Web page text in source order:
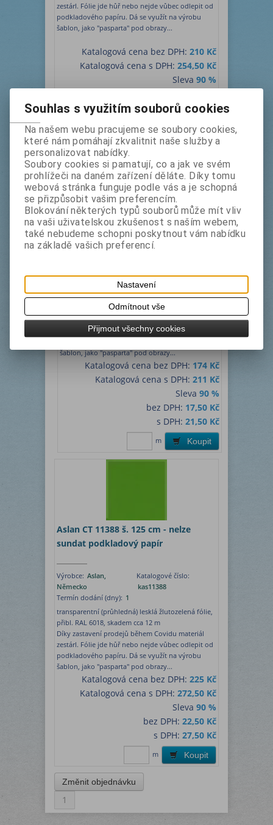
zestárl. Fólie jde hůř nebo nejde vůbec odlepit od
podkladového papíru. Dá se využít na výrobu
šablon, jako "pasparta" pod obrazy...
Katalogová cena bez DPH: 210 Kč
Katalogová cena s DPH: 254,50 Kč
Sleva 90 %
s DPH: 25,50 Kč
Koupit
m
Normex D - CUM 015 š. 102 cm -
nejde odplepit od podkladového
papíru
Termín dodání (dny):1
Matná černá střednědobá fólie ± RAL 9005 -
skladem cca 12 m
Díky zastavení prodejů během Covidu materiál
zestárl. Fólie jde hůř nebo nejde vůbec odlepit od
šablon, jako "pasparta" pod obrazy...
Katalogová cena bez DPH: 174 Kč
Katalogová cena s DPH:211 Kč
Sleva90 %
bez DPH: 17,50 Kč
s DPH:21,50 Kč
Koupit
m
Aslan CT 11388 š. 125 cm - nelze
sundat podkladový papír
Výrobce: Aslan,
Německo
Katalogové číslo:
kas11388
Termín dodání (dny): 1
transparentní (průhledná) lesklá žlutozelená fólie,
přibl. RAL 6018, skadem cca 12 m
Díky zastavení prodejů během Covidu materiál
zestárl. Fólie jde hůř nebo nejde vůbec odlepit od
podkladového papíru. Dá se využít na výrobu
šablon, jako "pasparta" pod obrazy...
Katalogová cena bez DPH: 225 Kč
Katalogová cena s DPH: 272,50 Kč
Sleva 90 %
bez DPH: 22,50 Kč
s DPH: 27,50 Kč
Koupit
m
1
Souhlas s využitím souborů cookies
Na našem webu pracujeme se soubory cookies,
které nám pomáhají zkvalitnit naše služby a
personalizovat nabídky.
Soubory cookies si pamatují, co a jak ve svém
prohlížeči na daném zařízení děláte. Díky tomu
webová stránka funguje podle vás a je schopná
se přizpůsobit vašim preferencím.
Blokování některých typů souborů může mít vliv
na vaši uživatelskou zkušenost s naším webem,
také nebudeme schopni poskytnout vám nabídku
na základě vašich preferencí.
Nastavení
Odmítnout vše
Přijmout všechny cookies